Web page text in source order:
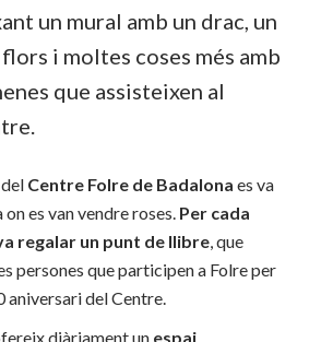
un mural amb un drac, un
i moltes coses més amb
que assisteixen al
Centre Folre de Badalona es va
es van vendre roses. Per cada
regalar un punt de llibre, que
persones que participen a Folre per
aniversari del Centre.
diàriament un espai